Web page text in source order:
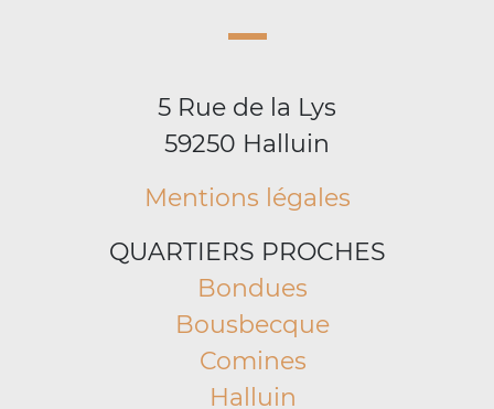
5 Rue de la Lys
59250 Halluin
Mentions légales
QUARTIERS PROCHES
Bondues
Bousbecque
Comines
Halluin